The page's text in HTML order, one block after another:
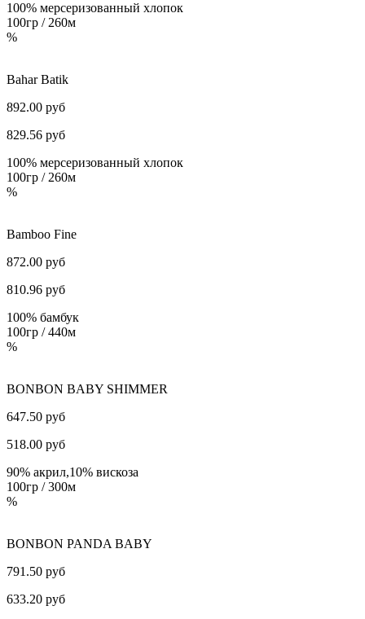
100% мерсеризованный хлопок
100гр / 260м
%
Bahar Batik
892.00 руб
829.56 руб
100% мерсеризованный хлопок
100гр / 260м
%
Bamboo Fine
872.00 руб
810.96 руб
100% бамбук
100гр / 440м
%
BONBON BABY SHIMMER
647.50 руб
518.00 руб
90% акрил,10% вискоза
100гр / 300м
%
BONBON PANDA BABY
791.50 руб
633.20 руб